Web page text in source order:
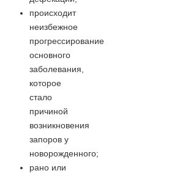
происходит
неизбежное
прогрессирование
основного
заболевания,
которое
стало
причиной
возникновения
запоров у
новорожденного;
рано или